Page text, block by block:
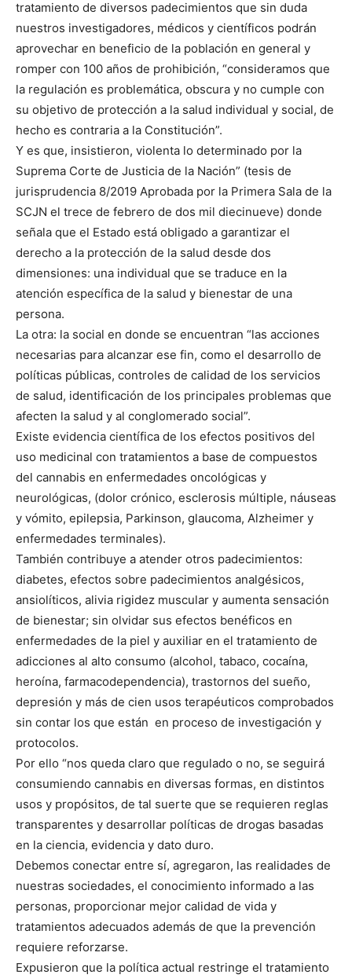
tratamiento de diversos padecimientos que sin duda
nuestros investigadores, médicos y científicos podrán
aprovechar en beneficio de la población en general y
romper con 100 años de prohibición, “consideramos que
la regulación es problemática, obscura y no cumple con
su objetivo de protección a la salud individual y social, de
hecho es contraria a la Constitución”.
Y es que, insistieron, violenta lo determinado por la
Suprema Corte de Justicia de la Nación” (tesis de
jurisprudencia 8/2019 Aprobada por la Primera Sala de la
SCJN el trece de febrero de dos mil diecinueve) donde
señala que el Estado está obligado a garantizar el
derecho a la protección de la salud desde dos
dimensiones: una individual que se traduce en la
atención específica de la salud y bienestar de una
persona.
La otra: la social en donde se encuentran “las acciones
necesarias para alcanzar ese fin, como el desarrollo de
políticas públicas, controles de calidad de los servicios
de salud, identificación de los principales problemas que
afecten la salud y al conglomerado social”.
Existe evidencia científica de los efectos positivos del
uso medicinal con tratamientos a base de compuestos
del cannabis en enfermedades oncológicas y
neurológicas, (dolor crónico, esclerosis múltiple, náuseas
y vómito, epilepsia, Parkinson, glaucoma, Alzheimer y
enfermedades terminales).
También contribuye a atender otros padecimientos:
diabetes, efectos sobre padecimientos analgésicos,
ansiolíticos, alivia rigidez muscular y aumenta sensación
de bienestar; sin olvidar sus efectos benéficos en
enfermedades de la piel y auxiliar en el tratamiento de
adicciones al alto consumo (alcohol, tabaco, cocaína,
heroína, farmacodependencia), trastornos del sueño,
depresión y más de cien usos terapéuticos comprobados
sin contar los que están en proceso de investigación y
protocolos.
Por ello “nos queda claro que regulado o no, se seguirá
consumiendo cannabis en diversas formas, en distintos
usos y propósitos, de tal suerte que se requieren reglas
transparentes y desarrollar políticas de drogas basadas
en la ciencia, evidencia y dato duro.
Debemos conectar entre sí, agregaron, las realidades de
nuestras sociedades, el conocimiento informado a las
personas, proporcionar mejor calidad de vida y
tratamientos adecuados además de que la prevención
requiere reforzarse.
Expusieron que la política actual restringe el tratamiento